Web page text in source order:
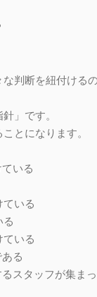
判断を紐付ける
」です。
とになります。
いる
いる
いる
る
スタッフが集ま